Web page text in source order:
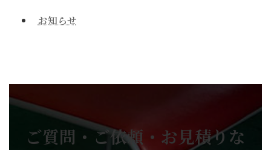
お知らせ
ご質問・ご依頼・お見積りな